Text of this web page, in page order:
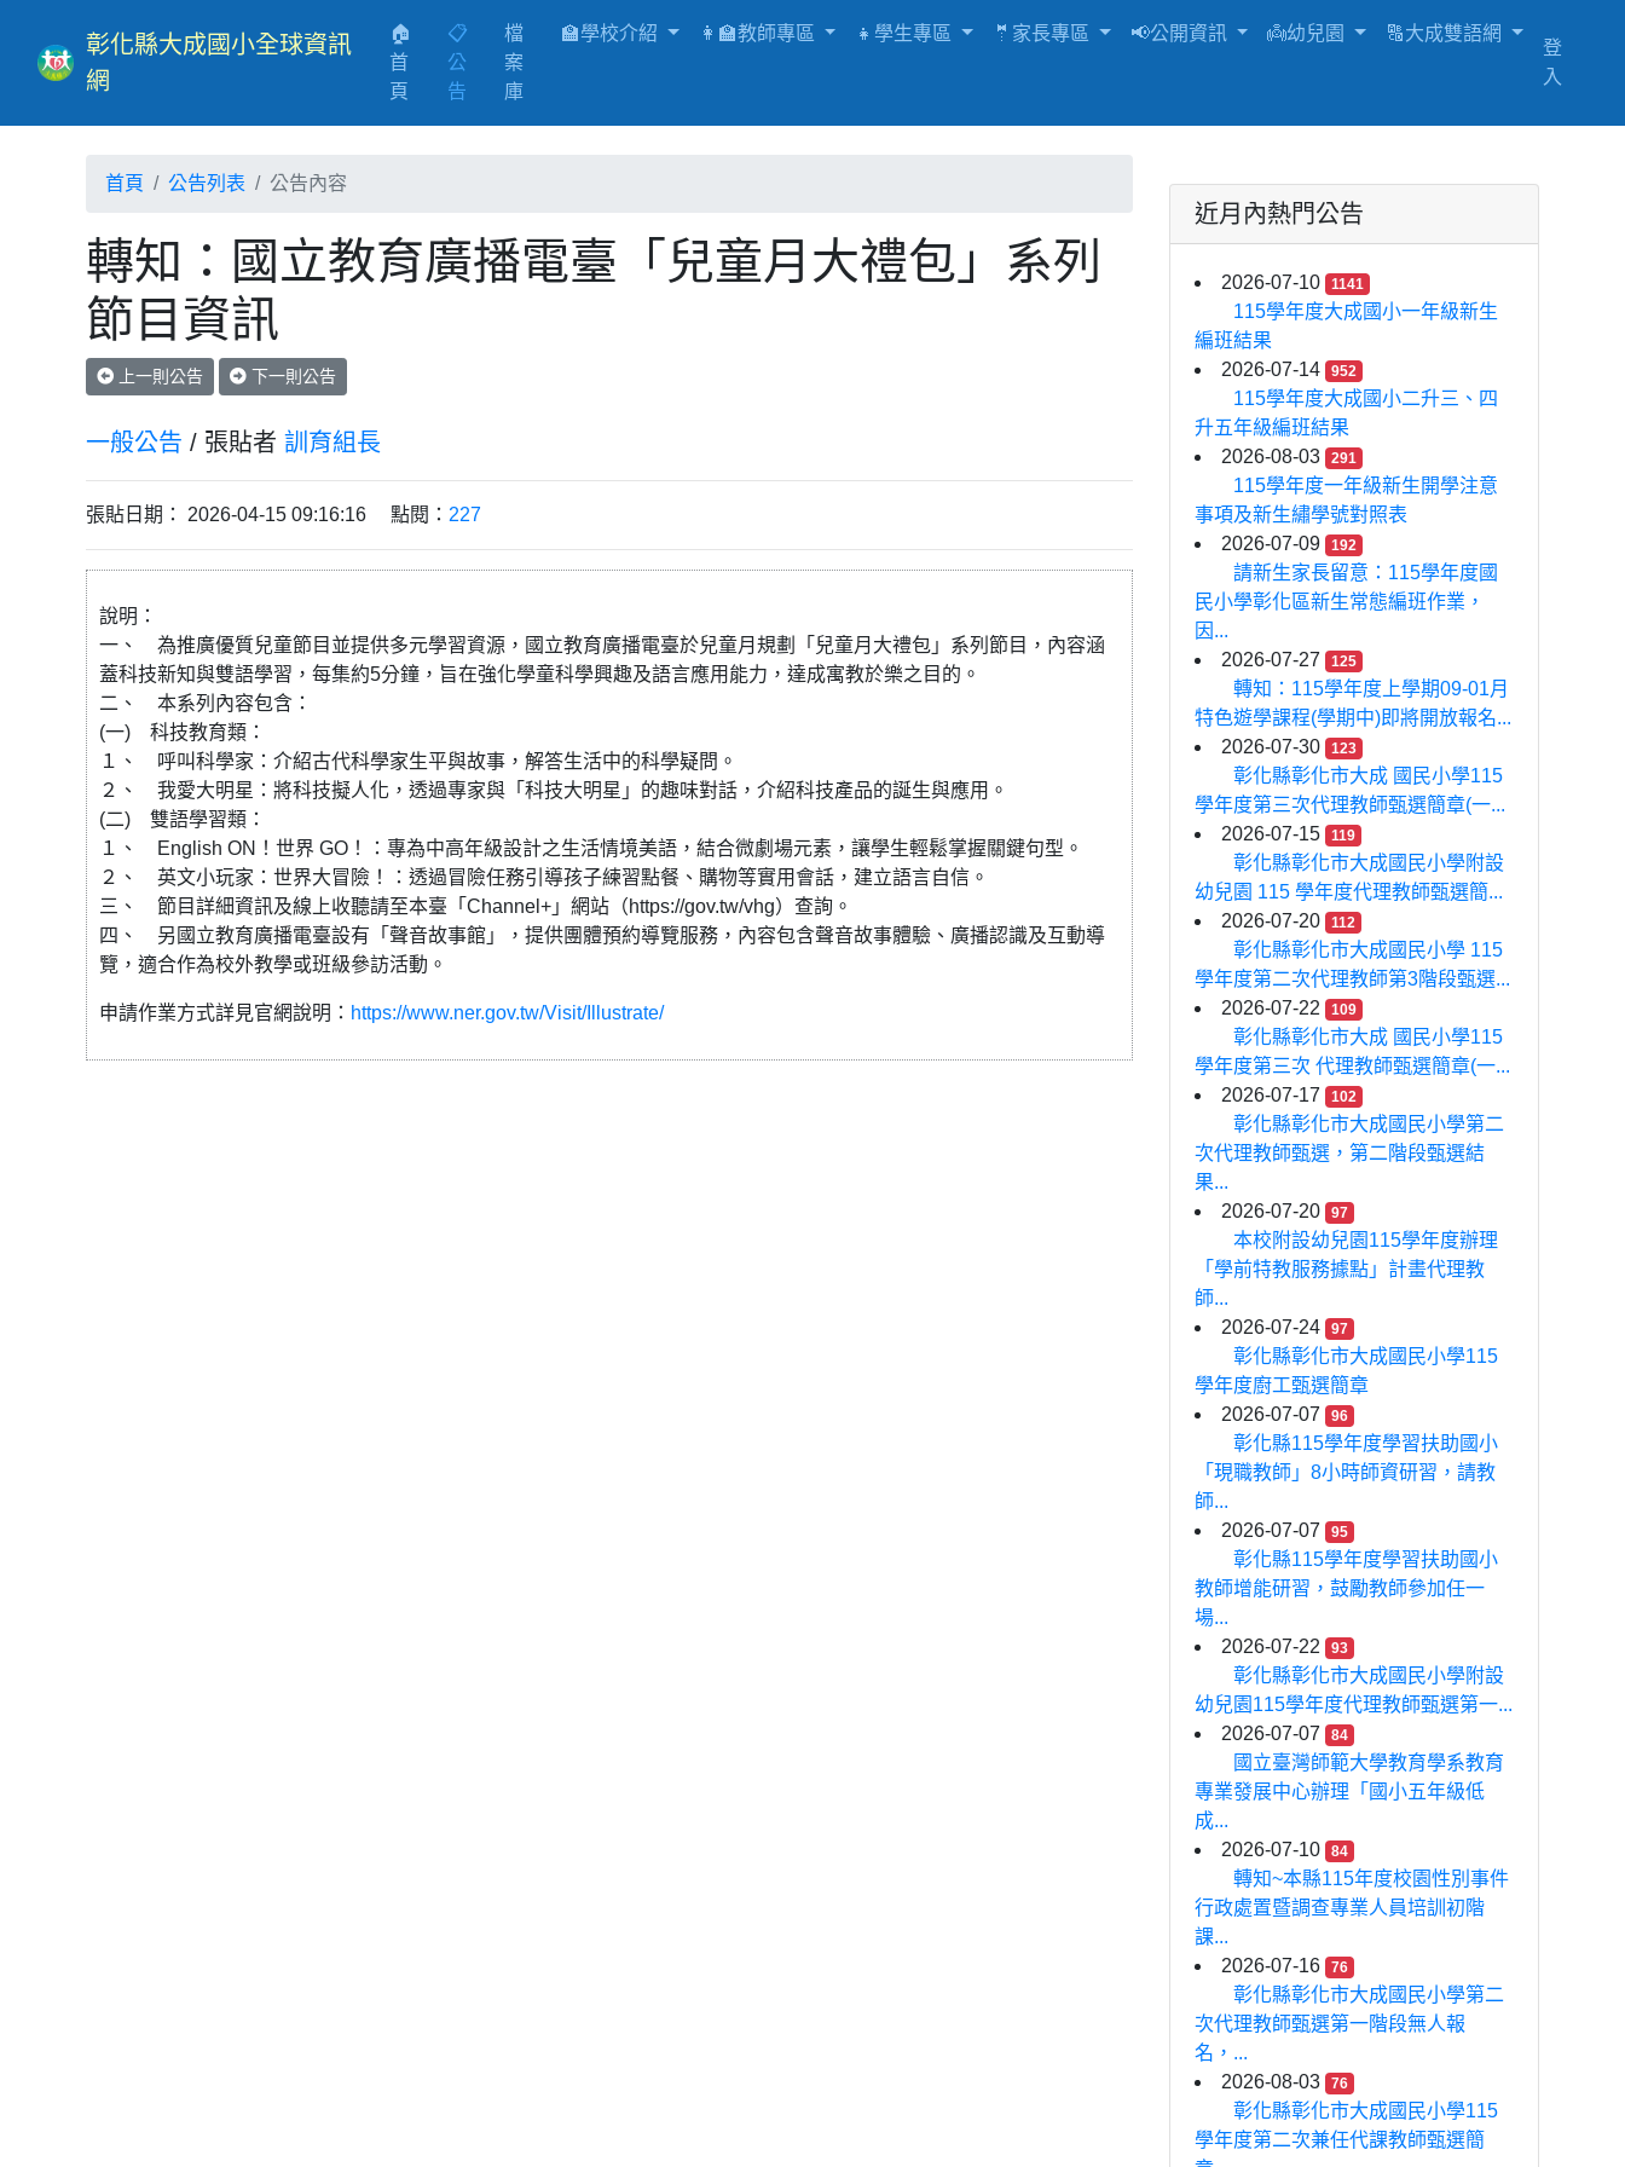
彰化縣大成國小全球資訊
網
🏠
首
頁 (current)
📋
公
告
檔
案
庫
🏫學校介紹 👩‍🏫教師專區 👧學生專區 🤵家長專區 📢公開資訊 👼幼兒園 🔠大成雙語網
登
入
首頁 公告列表 公告內容
轉知：國立教育廣播電臺「兒童月大禮包」系列
節目資訊
上一則公告 下一則公告
一般公告 / 張貼者 訓育組長
張貼日期： 2026-04-15 09:16:16 點閱： 227
說明：
一、 為推廣優質兒童節目並提供多元學習資源，國立教育廣播電臺於兒童月規劃「兒童月大禮包」系列節目，內容涵
蓋科技新知與雙語學習，每集約5分鐘，旨在強化學童科學興趣及語言應用能力，達成寓教於樂之目的。
二、 本系列內容包含：
(一) 科技教育類：
１、 呼叫科學家：介紹古代科學家生平與故事，解答生活中的科學疑問。
２、 我愛大明星：將科技擬人化，透過專家與「科技大明星」的趣味對話，介紹科技產品的誕生與應用。
(二) 雙語學習類：
１、 English ON！世界 GO！：專為中高年級設計之生活情境美語，結合微劇場元素，讓學生輕鬆掌握關鍵句型。
２、 英文小玩家：世界大冒險！：透過冒險任務引導孩子練習點餐、購物等實用會話，建立語言自信。
三、 節目詳細資訊及線上收聽請至本臺「Channel+」網站（https://gov.tw/vhg）查詢。
四、 另國立教育廣播電臺設有「聲音故事館」，提供團體預約導覽服務，內容包含聲音故事體驗、廣播認識及互動導
覽，適合作為校外教學或班級參訪活動。
申請作業方式詳見官網說明： https://www.ner.gov.tw/Visit/Illustrate/
近月內熱門公告
2026-07-10 1141
115學年度大成國小一年級新生
編班結果
2026-07-14
952
115學年度大成國小二升三、四
升五年級編班結果
2026-08-03
291
115學年度一年級新生開學注意
事項及新生繡學號對照表
2026-07-09
192
請新生家長留意：115學年度國
民小學彰化區新生常態編班作業，
因...
2026-07-27
125
轉知：115學年度上學期09-01月
特色遊學課程(學期中)即將開放報名...
2026-07-30
123
彰化縣彰化市大成 國民小學115
學年度第三次代理教師甄選簡章(一...
2026-07-15
119
彰化縣彰化市大成國民小學附設
幼兒園 115 學年度代理教師甄選簡...
2026-07-20
112
彰化縣彰化市大成國民小學 115
學年度第二次代理教師第3階段甄選...
2026-07-22
109
彰化縣彰化市大成 國民小學115
學年度第三次 代理教師甄選簡章(一...
2026-07-17
102
彰化縣彰化市大成國民小學第二
次代理教師甄選，第二階段甄選結
果...
2026-07-20
97
本校附設幼兒園115學年度辦理
「學前特教服務據點」計畫代理教
師...
2026-07-24
97
彰化縣彰化市大成國民小學115
學年度廚工甄選簡章
2026-07-07
96
彰化縣115學年度學習扶助國小
「現職教師」8小時師資研習，請教
師...
2026-07-07
95
彰化縣115學年度學習扶助國小
教師增能研習，鼓勵教師參加任一
場...
2026-07-22
93
彰化縣彰化市大成國民小學附設
幼兒園115學年度代理教師甄選第一...
2026-07-07
84
國立臺灣師範大學教育學系教育
專業發展中心辦理「國小五年級低
成...
2026-07-10
84
轉知~本縣115年度校園性別事件
行政處置暨調查專業人員培訓初階
課...
2026-07-16
76
彰化縣彰化市大成國民小學第二
次代理教師甄選第一階段無人報
名，...
2026-08-03
76
彰化縣彰化市大成國民小學115
學年度第二次兼任代課教師甄選簡